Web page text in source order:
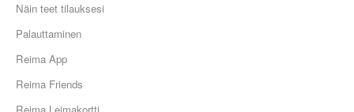
Näin teet tilauksesi
Palauttaminen
Reima App
Reima Friends